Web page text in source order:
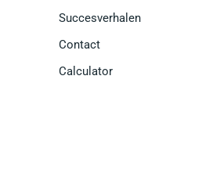
Succesverhalen
Contact
Calculator